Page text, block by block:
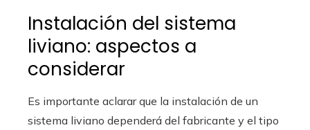
Instalación del sistema
liviano: aspectos a
considerar
Es importante aclarar que la instalación de un
sistema liviano dependerá del fabricante y el tipo